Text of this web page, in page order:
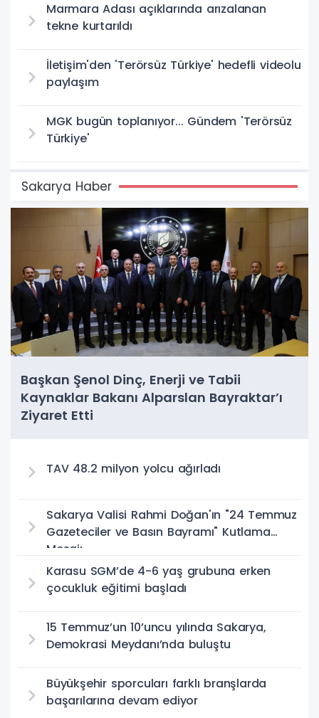
Marmara Adası açıklarında arızalanan
tekne kurtarıldı
İletişim'den 'Terörsüz Türkiye' hedefli videolu
paylaşım
MGK bugün toplanıyor... Gündem 'Terörsüz
Türkiye'
Sakarya Haber
Başkan Şenol Dinç, Enerji ve Tabii
Kaynaklar Bakanı Alparslan Bayraktar’ı
Ziyaret Etti
TAV 48.2 milyon yolcu ağırladı
Sakarya Valisi Rahmi Doğan'ın "24 Temmuz
Gazeteciler ve Basın Bayramı" Kutlama
Mesajı
Karasu SGM’de 4-6 yaş grubuna erken
çocukluk eğitimi başladı
15 Temmuz’un 10’uncu yılında Sakarya,
Demokrasi Meydanı’nda buluştu
Büyükşehir sporcuları farklı branşlarda
başarılarına devam ediyor